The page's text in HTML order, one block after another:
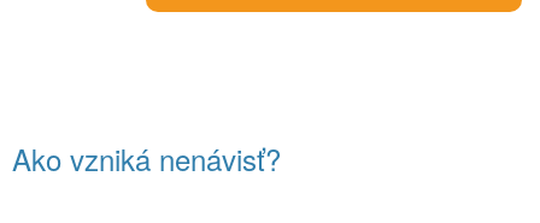
Ako vzniká nenávisť?